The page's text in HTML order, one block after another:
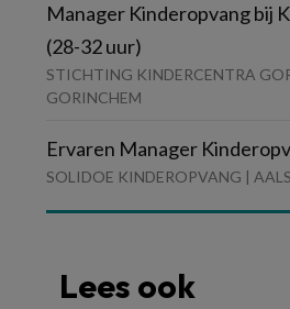
Manager Kinderopvang bij
(28-32 uur)
STICHTING KINDERCENTRA
GORINCHEM
Ervaren Manager
SOLIDOE KINDEROPVANG |
Lees ook